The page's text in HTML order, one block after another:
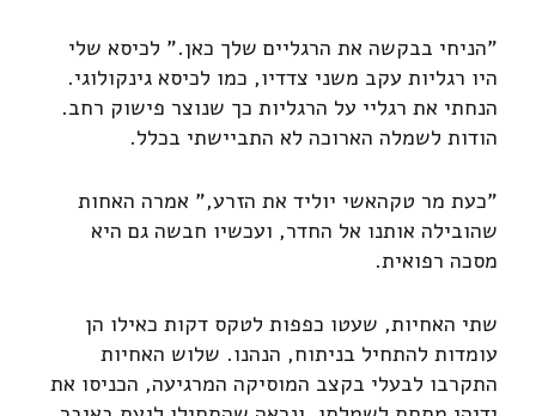
"הניחי בבקשה את הרגליים שלך כאן." לכיסא שלי
היו רגליות עקב משני צדדיו, כמו לכיסא גינקולוגי.
הנחתי את רגליי על הרגליות כך שנוצר פישוק רחב.
הודות לשמלה הארוכה לא התביישתי בכלל.
"כעת מר טקהאשי יוליד את הזרע," אמרה האחות
שהובילה אותנו אל החדר, ועכשיו חבשה גם היא
מסכה רפואית.
שתי האחיות, שעטו כפפות לטקס דקות כאילו הן
עומדות להתחיל בניתוח, הנהנו. שלוש האחיות
התקרבו לבעלי בקצב המוסיקה המרגיעה, הכניסו את